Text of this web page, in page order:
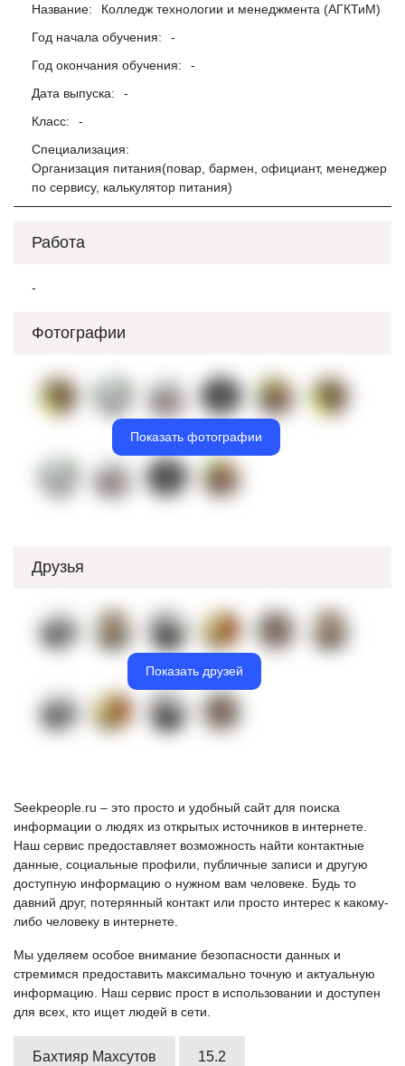
Название:
Колледж технологии и менеджмента (АГКТиМ)
Год начала обучения:
-
Год окончания обучения:
-
Дата выпуска:
-
Класс:
-
Специализация:
Организация питания(повар, бармен, официант, менеджер
по сервису, калькулятор питания)
Работа
-
Фотографии
Показать фотографии
Друзья
Показать друзей
Seekpeople.ru – это просто и удобный сайт для поиска
информации о людях из открытых источников в интернете.
Наш сервис предоставляет возможность найти контактные
данные, социальные профили, публичные записи и другую
доступную информацию о нужном вам человеке. Будь то
давний друг, потерянный контакт или просто интерес к какому-
либо человеку в интернете.
Мы уделяем особое внимание безопасности данных и
стремимся предоставить максимально точную и актуальную
информацию. Наш сервис прост в использовании и доступен
для всех, кто ищет людей в сети.
Бахтияр Махсутов 15.2